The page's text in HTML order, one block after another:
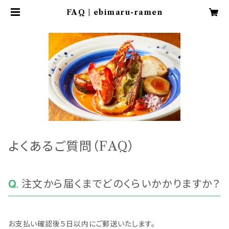
FAQ | ebimaru-ramen
よくあるご質問（FAQ）
注文から届くまでどのくらいかかりますか？
お支払い確認後５日以内にご郵送いたします。